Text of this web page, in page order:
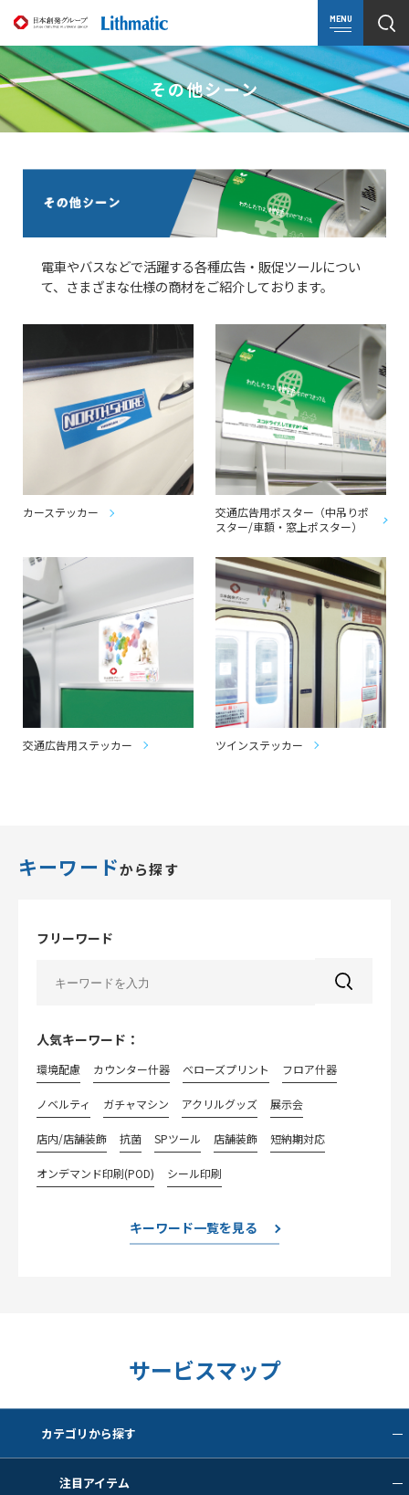
MENU
その他シーン
電車やバスなどで活躍する各種広告・販促ツールについ
て、さまざまな仕様の商材をご紹介しております。
カーステッカー
交通広告用ポスター（中吊りポ
スター/車額・窓上ポスター）
交通広告用ステッカー ツインステッカー
キーワードから探す
フリーワード
人気キーワード：
環境配慮 カウンター什器 べローズプリント フロア什器
ノベルティ ガチャマシン アクリルグッズ 展示会
店内/店舗装飾 抗菌 SPツール 店舗装飾 短納期対応
オンデマンド印刷(POD) シール印刷
キーワード一覧を見る
サービスマップ
カテゴリから探す
注目アイテム